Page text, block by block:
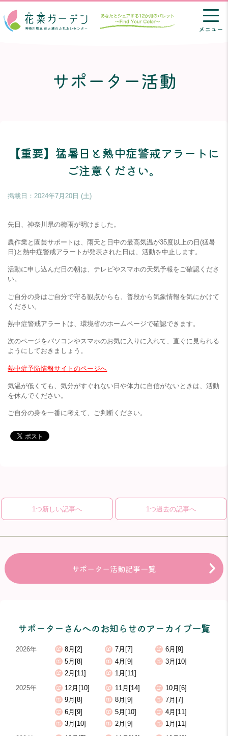
メニュー
サポーター活動
【重要】猛暑日と熱中症警戒アラートに
ご注意ください。
掲載日：2024年7月20日 (土)
先日、神奈川県の梅雨が明けました。
農作業と園芸サポートは、雨天と日中の最高気温が35度以上の日(猛暑
日)と熱中症警戒アラートが発表された日は、活動を中止します。
活動に申し込んだ日の朝は、テレビやスマホの天気予報をご確認くださ
い。
ご自分の身はご自分で守る観点からも、普段から気象情報を気にかけて
ください。
熱中症警戒アラートは、環境省のホームページで確認できます。
次のページをパソコンやスマホのお気に入りに入れて、直ぐに見られる
ようにしておきましょう。
熱中症予防情報サイトのページへ
気温が低くても、気分がすぐれない日や体力に自信がないときは、活動
を休んでください。
ご自分の身を一番に考えて、ご判断ください。
1つ新しい記事へ 1つ過去の記事へ
サポーター活動記事一覧
サポーターさんへのお知らせのアーカイブ一覧
2026年 8月[2] 7月[7]
6月[9]
5月[8]
4月[9]
3月[10]
2月[11]
1月[11]
2025年
12月[10] 11月[14]
10月[6]
9月[8]
8月[9]
7月[7]
6月[9]
5月[10]
4月[11]
3月[10]
2月[9]
1月[11]